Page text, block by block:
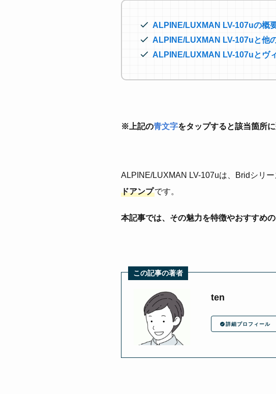
ALPINE/LUXMAN LV-107uの概
ALPINE/LUXMAN LV-107uと他
ALPINE/LUXMAN LV-107uとヴ
※上記の青文字をタップすると該当箇所に
ALPINE/LUXMAN LV-107uは、Bridシリ
ドアンプです。
本記事では、その魅力を特徴やおすすめ
この記事の著者
ten
詳細プロフィール